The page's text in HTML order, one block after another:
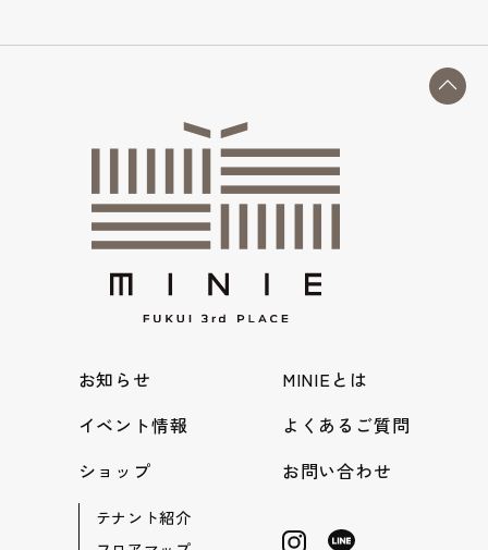
お知らせ
イベント情報
ショップ
テナント紹介
MINIEとは
よくあるご質問
お問い合わせ